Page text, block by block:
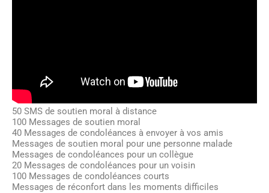
50 SMS de soutien moral à distance
100 Messages de soutien moral
40 Messages de condoléances à envoyer à vos amis
Messages de soutien moral pour une personne malade
Messages de condoléances pour un collègue
20 Messages de condoléances pour un voisin
100 Messages de condoléances courts
Messages de réconfort dans les moments difficiles